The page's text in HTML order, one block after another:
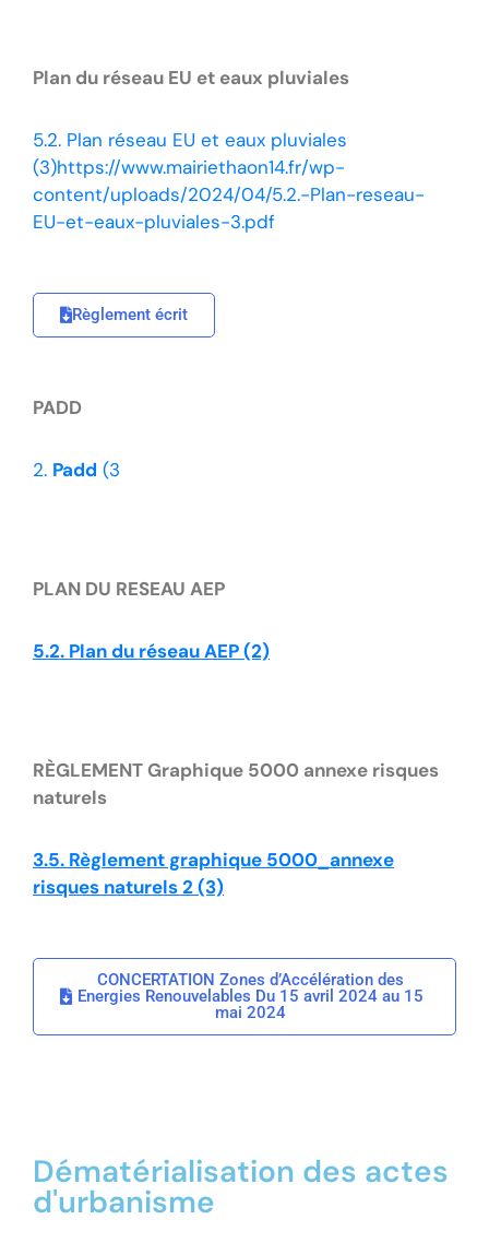
Plan du réseau EU et eaux pluviales
5.2. Plan réseau EU et eaux pluviales
(3)https://www.mairiethaon14.fr/wp-
content/uploads/2024/04/5.2.-Plan-reseau-
EU-et-eaux-pluviales-3.pdf
Règlement écrit
PADD
2. Padd (3
PLAN DU RESEAU AEP
5.2. Plan du réseau AEP (2)
RÈGLEMENT Graphique 5000 annexe risques
naturels
3.5. Règlement graphique 5000_annexe
risques naturels 2 (3)
CONCERTATION Zones d’Accélération des
Energies Renouvelables Du 15 avril 2024 au 15
mai 2024
Dématérialisation des actes
d'urbanisme